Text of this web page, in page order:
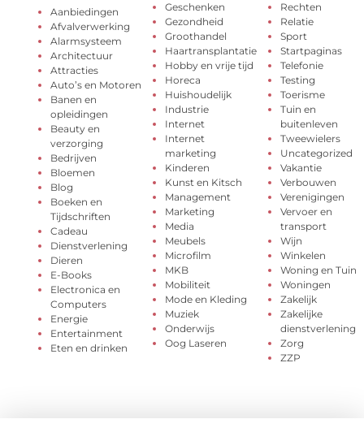
Aanbiedingen
Afvalverwerking
Alarmsysteem
Architectuur
Attracties
Auto’s en Motoren
Banen en
opleidingen
Beauty en
verzorging
Bedrijven
Bloemen
Blog
Boeken en
Tijdschriften
Cadeau
Dienstverlening
Dieren
E-Books
Electronica en
Computers
Energie
Entertainment
Eten en drinken
Geschenken
Gezondheid
Groothandel
Haartransplantatie
Hobby en vrije tijd
Horeca
Huishoudelijk
Industrie
Internet
Internet
marketing
Kinderen
Kunst en Kitsch
Management
Marketing
Media
Meubels
Microfilm
MKB
Mobiliteit
Mode en Kleding
Muziek
Onderwijs
Oog Laseren
Rechten
Relatie
Sport
Startpaginas
Telefonie
Testing
Toerisme
Tuin en
buitenleven
Tweewielers
Uncategorized
Vakantie
Verbouwen
Verenigingen
Vervoer en
transport
Wijn
Winkelen
Woning en Tuin
Woningen
Zakelijk
Zakelijke
dienstverlening
Zorg
ZZP